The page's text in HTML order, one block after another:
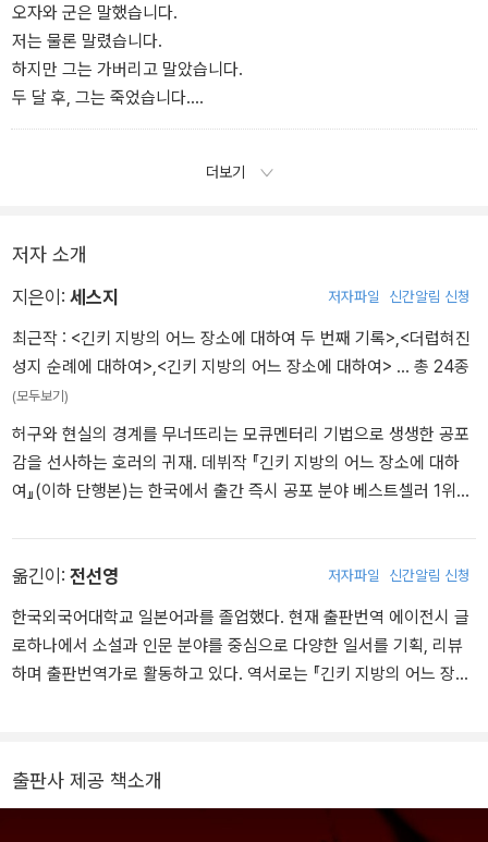
오자와 군은 말했습니다.
저는 물론 말렸습니다.
하지만 그는 가버리고 말았습니다.
두 달 후, 그는 죽었습니다.
●●●●●에서 발견되었습니다.
『긴키 지방의 어느 장소에 대하여』는 이것으로 끝입니다.
더보기
저자 소개
지은이: 세스지 저자파일 신간알림 신청
최근작 : <긴키 지방의 어느 장소에 대하여 두 번째 기록> <더럽혀진
성지 순례에 대하여> <긴키 지방의 어느 장소에 대하여> … 총 24종
(모두보기)
허구와 현실의 경계를 무너뜨리는 모큐멘터리 기법으로 생생한 공포
감을 선사하는 호러의 귀재. 데뷔작 『긴키 지방의 어느 장소에 대하
여』(이하 단행본)는 한국에서 출간 즉시 공포 분야 베스트셀러 1위에
괴담 모음집으로, 일본에서도 ‘이 호러가 대단하다!このホラーがす
돌파하는 등 뜨거운 사랑을 받았을 뿐 아니라 2023년부터 만화로 연
재, 2025년에는 실사 영화로도 개봉되었다. 이후 출간한 『입에 대한
앙케트』는 불과 포켓 사이즈의 64쪽 분량에 입이 절로 벌어질 만큼
라는 고전적인 테마를 앞세우면서 입체적인 캐릭터와 탄탄한 스토리
호평을 얻었다. 『긴키 지방의 어느 장소에 대하여: 두 번째 기록』은 기
옮긴이: 전선영 저자파일 신간알림 신청
한국외국어대학교 일본어과를 졸업했다. 현재 출판번역 에이전시 글
로하나에서 소설과 인문 분야를 중심으로 다양한 일서를 기획, 리뷰
하며 출판번역가로 활동하고 있다. 역서로는 『긴키 지방의 어느 장소
는 아주 작은 심리 습관』 『식사가 잘못됐습니다』 『감정적으로 받아들
이지 않는 연습』 『쓸데없는 걱정 따위』 등 40여 권이 있다.
출판사 제공 책소개